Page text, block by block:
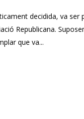
decidida, va
Republicana.
que va...